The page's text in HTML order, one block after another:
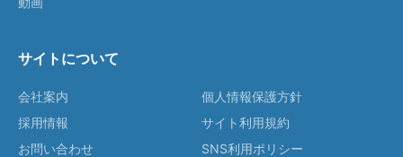
サイトについて
会社案内
採用情報
お問い合わせ
個人情報保護方針
サイト利用規約
SNS利用ポリシー